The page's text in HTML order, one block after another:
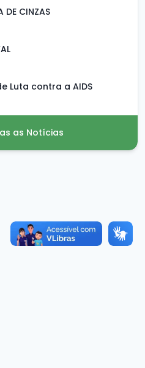
DE CINZAS
Luta contra a AIDS
as Notícias